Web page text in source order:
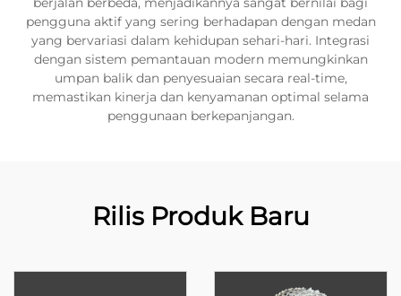
pengguna aktif yang sering berhadapan dengan medan
yang bervariasi dalam kehidupan sehari-hari. Integrasi
dengan sistem pemantauan modern memungkinkan
umpan balik dan penyesuaian secara real-time,
memastikan kinerja dan kenyamanan optimal selama
penggunaan berkepanjangan.
Rilis Produk Baru